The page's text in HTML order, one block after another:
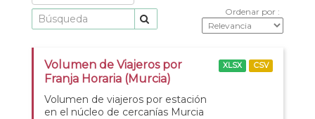
Ordenar por
Volumen de Viajeros por
Franja Horaria (Murcia)
Volumen de viajeros por estación
en el núcleo de cercanías Murcia
XLSX CSV